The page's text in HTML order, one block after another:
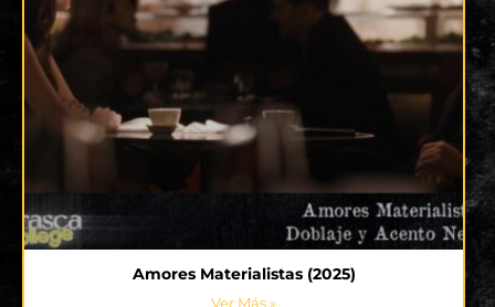
Amores Materialistas (2025)
Ver Más »